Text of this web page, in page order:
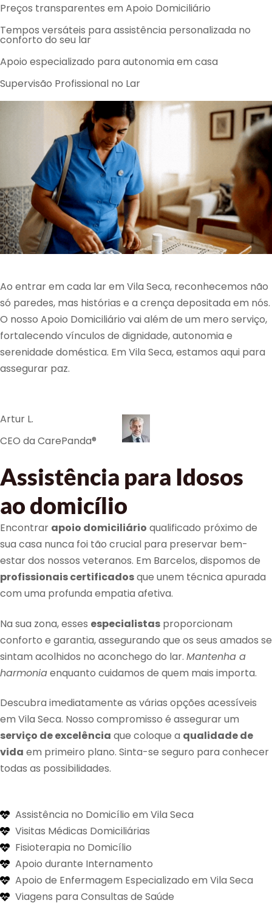
Ao entrar em cada lar em Vila Seca, reconhecemos não
só paredes, mas histórias e a crença depositada em nós.
O nosso Apoio Domiciliário vai além de um mero serviço,
fortalecendo vínculos de dignidade, autonomia e
serenidade doméstica. Em Vila Seca, estamos aqui para
assegurar paz.
Artur L.
CEO da CarePanda®
Preços transparentes em Apoio Domiciliário
Tempos versáteis para assistência personalizada no
conforto do seu lar
Apoio especializado para autonomia em casa
Supervisão Profissional no Lar
Assistência para Idosos
ao domicílio
Encontrar apoio domiciliário qualificado próximo de
sua casa nunca foi tão crucial para preservar bem-
estar dos nossos veteranos. Em Barcelos, dispomos de
profissionais certificadosque unem técnica apurada
com uma profunda empatia afetiva.
Na sua zona, esses especialistas proporcionam
conforto e garantia, assegurando que os seus amados se
sintam acolhidos no aconchego do lar. Mantenha a
harmoniaenquanto cuidamos de quem mais importa.
Descubra imediatamente as várias opções acessíveis
em Vila Seca. Nosso compromisso é assegurar um
serviço de excelência que coloque a qualidade de
vida em primeiro plano. Sinta-se seguro para conhecer
todas as possibilidades.
Assistência no Domicílio em Vila Seca
Visitas Médicas Domiciliárias
Fisioterapia no Domicílio
Apoio durante Internamento
Apoio de Enfermagem Especializado em Vila Seca
Viagens para Consultas de Saúde